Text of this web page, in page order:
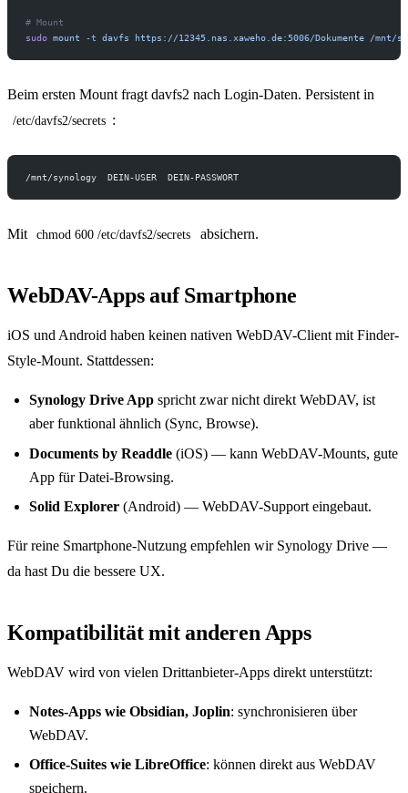
# Mount
sudo mount -t davfs https://12345.nas.xaweho.de:5006/Dokumente /mnt/
Beim ersten Mount fragt davfs2 nach Login-Daten. Persistent in
/etc/davfs2/secrets :
/mnt/synology  DEIN-USER  DEIN-PASSWORT
Mit chmod 600 /etc/davfs2/secrets absichern.
WebDAV-Apps auf Smartphone
iOS und Android haben keinen nativen WebDAV-Client mit Finder-
Style-Mount. Stattdessen:
Synology Drive App spricht zwar nicht direkt WebDAV, ist
aber funktional ähnlich (Sync, Browse).
Documents by Readdle (iOS) — kann WebDAV-Mounts, gute
App für Datei-Browsing.
Solid Explorer (Android) — WebDAV-Support eingebaut.
Für reine Smartphone-Nutzung empfehlen wir Synology Drive —
da hast Du die bessere UX.
Kompatibilität mit anderen Apps
WebDAV wird von vielen Drittanbieter-Apps direkt unterstützt:
Notes-Apps wie Obsidian, Joplin: synchronisieren über
WebDAV.
Office-Suites wie LibreOffice: können direkt aus WebDAV
speichern.